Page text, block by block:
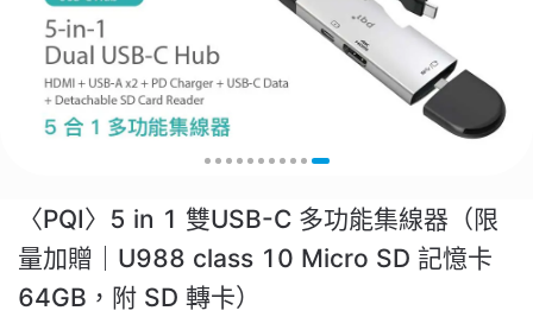
〈PQI〉5 in 1 雙USB-C 多功能集線器（限
量加贈｜U988 class 10 Micro SD 記憶卡
64GB，附 SD 轉卡）